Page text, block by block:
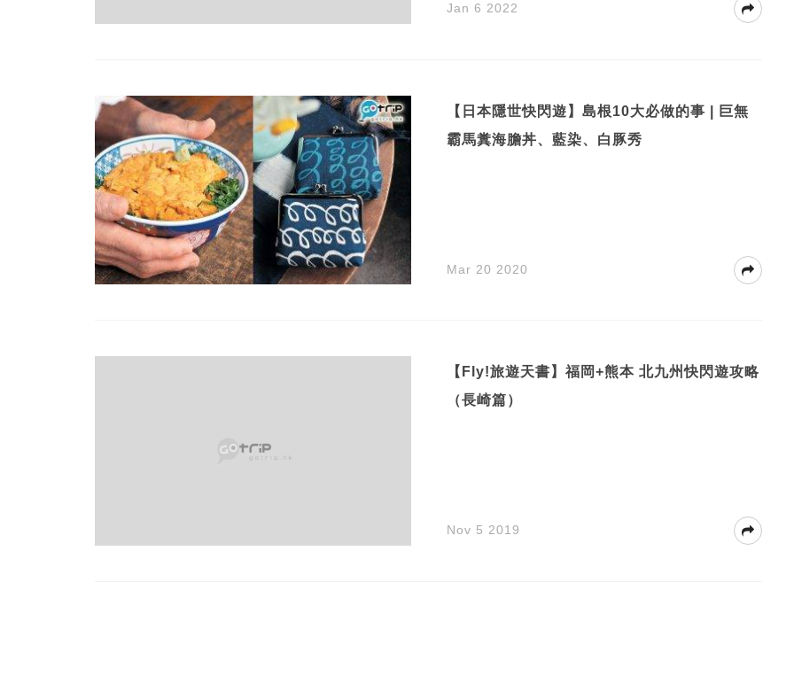
Jan 6 2022
【日本隱世快閃遊】島根10大必做的事 | 巨無
霸馬糞海膽丼、藍染、白豚秀
Mar 20 2020
【Fly!旅遊天書】福岡+熊本 北九州快閃遊攻略
（長崎篇）
Nov 5 2019